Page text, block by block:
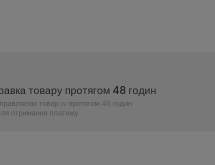
товару протягом 48 годин
товар w протягом 48 годин
отримання платежу